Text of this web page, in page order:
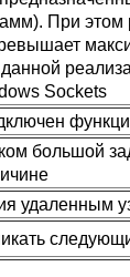
При этом
Sockets
большой
удаленным